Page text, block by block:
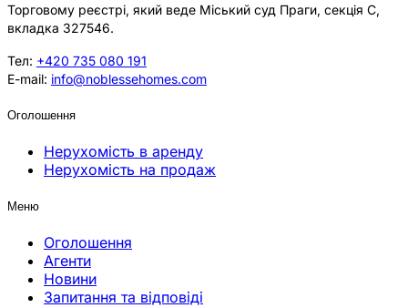
Торговому реєстрі, який веде Міський суд Праги, секція C,
вкладка 327546.
Тел: +420 735 080 191
E-mail: info@noblessehomes.com
Оголошення
Нерухомість в аренду
Нерухомість на продаж
Меню
Оголошення
Агенти
Новини
Запитання та відповіді